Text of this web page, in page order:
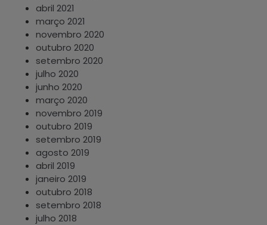
abril 2021
março 2021
novembro 2020
outubro 2020
setembro 2020
julho 2020
junho 2020
março 2020
novembro 2019
outubro 2019
setembro 2019
agosto 2019
abril 2019
janeiro 2019
outubro 2018
setembro 2018
julho 2018